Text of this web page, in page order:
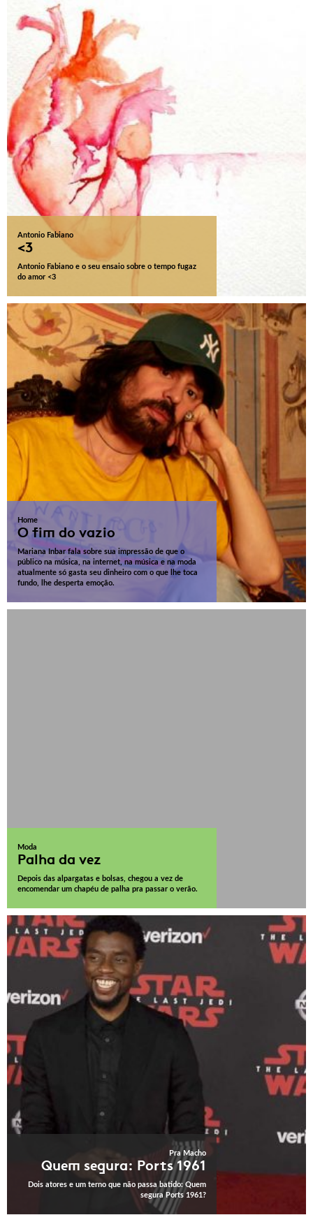
Antonio Fabiano
<3
Antonio Fabiano e o seu ensaio sobre o tempo fugaz
do amor <3
Home
O fim do vazio
Mariana Inbar fala sobre sua impressão de que o
público na música, na internet, na música e na moda
atualmente só gasta seu dinheiro com o que lhe toca
fundo, lhe desperta emoção.
Moda
Palha da vez
Depois das alpargatas e bolsas, chegou a vez de
encomendar um chapéu de palha pra passar o verão.
Pra Macho
Quem segura: Ports 1961
Dois atores e um terno que não passa batido: Quem
segura Ports 1961?